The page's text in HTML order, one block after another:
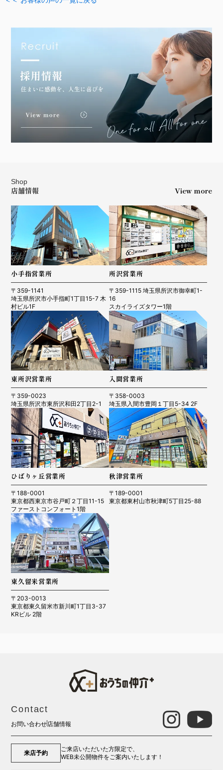
Shop
店舗情報 View more
小手指営業所
〒359-1141
埼玉県所沢市小手指町1丁目15-7 木
村ビル1F
所沢営業所
〒359-1115 埼玉県所沢市御幸町1-
16
スカイライズタワー1階
東所沢営業所
〒359-0023
埼玉県所沢市東所沢和田2丁目2-1
入間営業所
〒358-0003
埼玉県入間市豊岡１丁目5-34 2F
ひばりヶ丘営業所
〒188-0001
東京都西東京市谷戸町２丁目11-15
ファーストコンフォート1階
秋津営業所
〒189-0001
東京都東村山市秋津町5丁目25-88
東久留米営業所
〒203-0013
東京都東久留米市新川町1丁目3-37
KRビル 2階
Contact
お問い合わせ 店舗情報
来店予約
ご来店いただいた方限定で、
WEB未公開物件をご案内いたします！